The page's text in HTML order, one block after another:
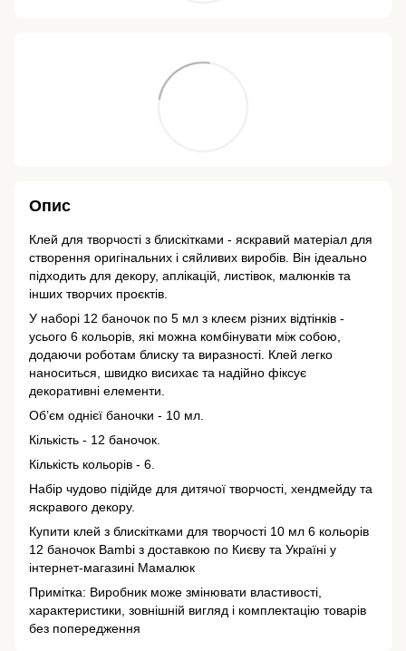
Опис
Клей для творчості з блискітками - яскравий матеріал для
створення оригінальних і сяйливих виробів. Він ідеально
підходить для декору, аплікацій, листівок, малюнків та
інших творчих проєктів.
У наборі 12 баночок по 5 мл з клеєм різних відтінків -
усього 6 кольорів, які можна комбінувати між собою,
додаючи роботам блиску та виразності. Клей легко
наноситься, швидко висихає та надійно фіксує
декоративні елементи.
Об’єм однієї баночки - 10 мл.
Кількість - 12 баночок.
Кількість кольорів - 6.
Набір чудово підійде для дитячої творчості, хендмейду та
яскравого декору.
Купити клей з блискітками для творчості 10 мл 6 кольорів
12 баночок Bambi з доставкою по Києву та Україні у
інтернет-магазині Мамалюк
Примітка: Виробник може змінювати властивості,
характеристики, зовнішній вигляд і комплектацію товарів
без попередження